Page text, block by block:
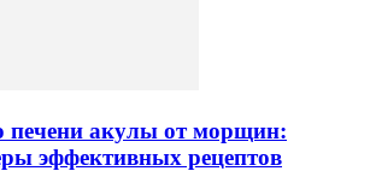
печени акулы от морщин:
эффективных рецептов